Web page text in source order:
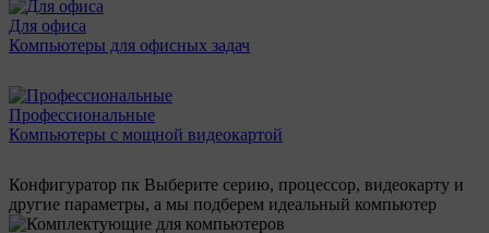
Для офиса
Компьютеры для офисных задач
Профессиональные
Компьютеры с мощной видеокартой
Конфигуратор пк Выберите серию, процессор, видеокарту и
другие параметры, а мы подберем идеальный компьютер